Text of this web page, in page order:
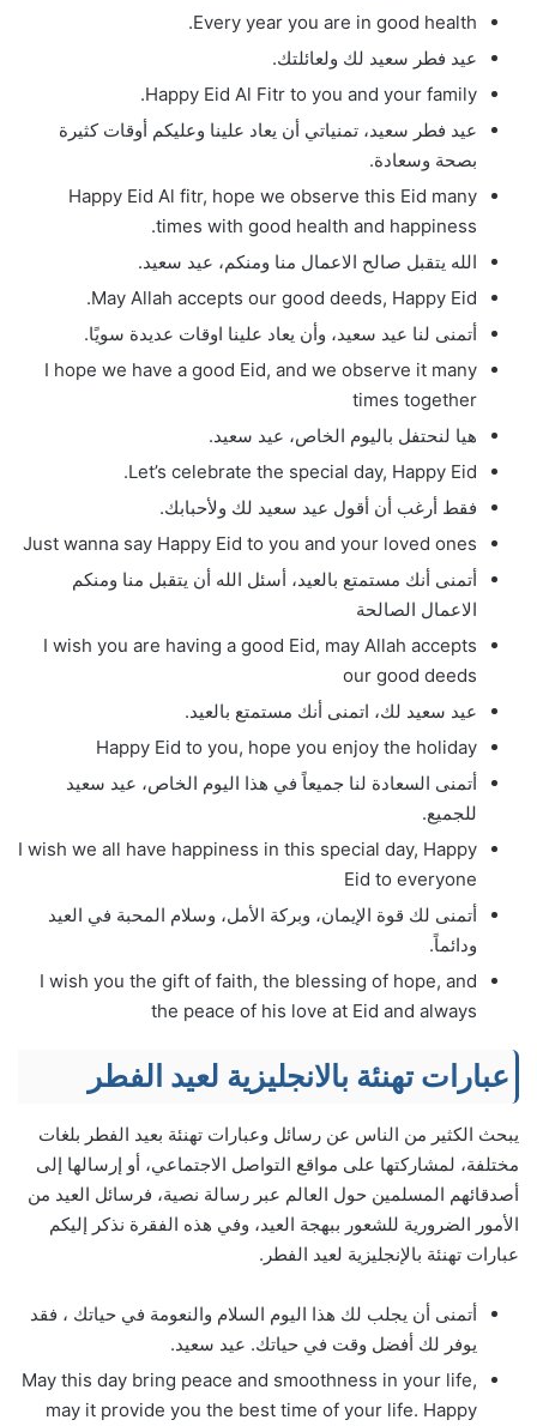
Every year you are in good health.
عيد فطر سعيد لك ولعائلتك.
Happy Eid Al Fitr to you and your family.
عيد فطر سعيد، تمنياتي أن يعاد علينا وعليكم أوقات كثيرة
بصحة وسعادة.
Happy Eid Al fitr, hope we observe this Eid many
times with good health and happiness.
الله يتقبل صالح الاعمال منا ومنكم، عيد سعيد.
May Allah accepts our good deeds, Happy Eid.
أتمنى لنا عيد سعيد، وأن يعاد علينا اوقات عديدة سويًا.
I hope we have a good Eid, and we observe it many
times together
هيا لنحتفل باليوم الخاص، عيد سعيد.
Let’s celebrate the special day, Happy Eid.
فقط أرغب أن أقول عيد سعيد لك ولأحبابك.
Just wanna say Happy Eid to you and your loved ones
أتمنى أنك مستمتع بالعيد، أسئل الله أن يتقبل منا ومنكم
الاعمال الصالحة
I wish you are having a good Eid, may Allah accepts
our good deeds
عيد سعيد لك، اتمنى أنك مستمتع بالعيد.
Happy Eid to you, hope you enjoy the holiday
أتمنى السعادة لنا جميعاً في هذا اليوم الخاص، عيد سعيد
للجميع.
I wish we all have happiness in this special day, Happy
Eid to everyone
أتمنى لك قوة الإيمان، وبركة الأمل، وسلام المحبة في العيد
ودائماً.
I wish you the gift of faith, the blessing of hope, and
the peace of his love at Eid and always
عبارات تهنئة بالانجليزية لعيد الفطر
يبحث الكثير من الناس عن رسائل وعبارات تهنئة بعيد الفطر بلغات
مختلفة، لمشاركتها على مواقع التواصل الاجتماعي، أو إرسالها إلى
أصدقائهم المسلمين حول العالم عبر رسالة نصية، فرسائل العيد من
الأمور الضرورية للشعور ببهجة العيد، وفي هذه الفقرة نذكر إليكم
عبارات تهنئة بالإنجليزية لعيد الفطر.
أتمنى أن يجلب لك هذا اليوم السلام والنعومة في حياتك ، فقد
يوفر لك أفضل وقت في حياتك. عيد سعيد.
May this day bring peace and smoothness in your life,
may it provide you the best time of your life. Happy